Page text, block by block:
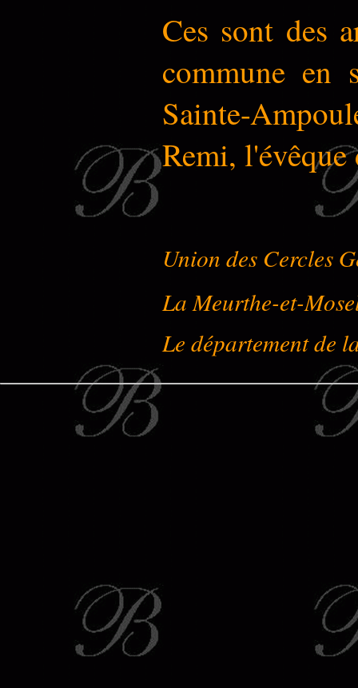
Ces sont des
commune
Sainte-
Remi,
Union des Cercles
La Meurthe-et-
Le département de